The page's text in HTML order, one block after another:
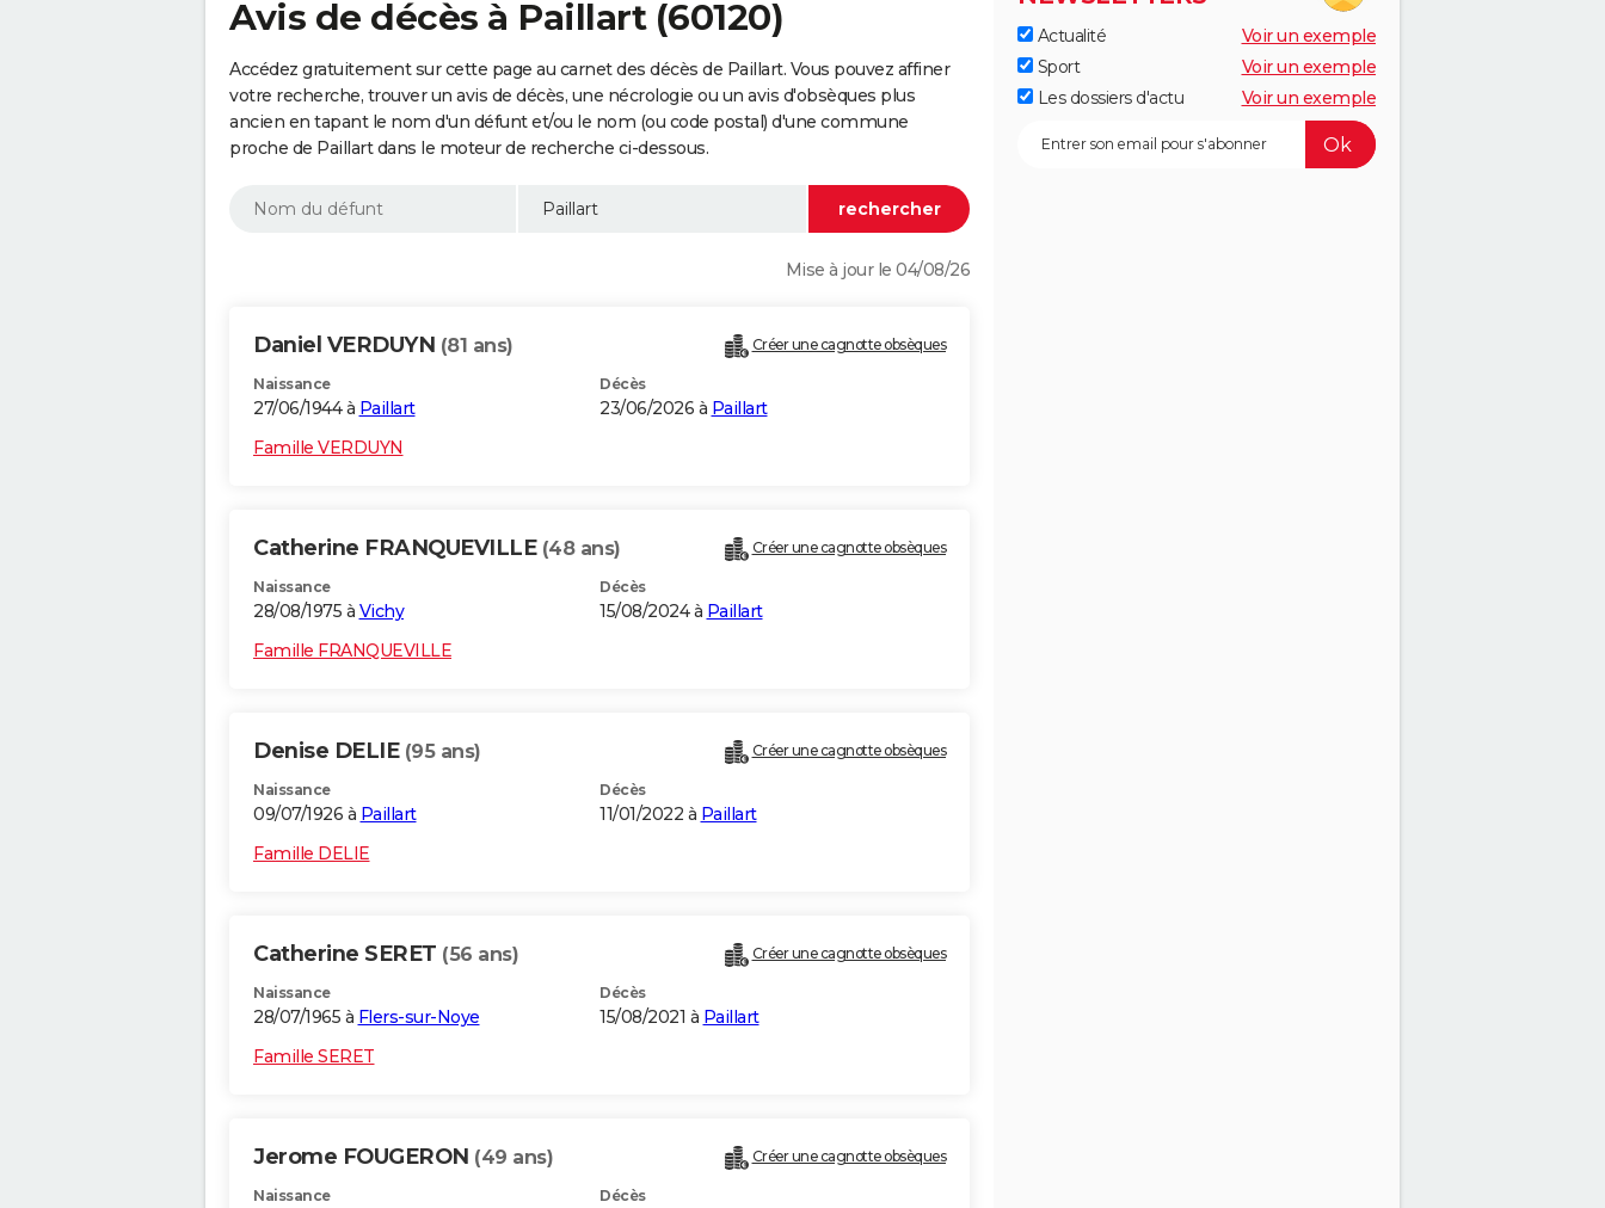
Avis de décès à Paillart (60120)
Accédez gratuitement sur cette page au carnet des décès de Paillart. Vous pouvez affiner
votre recherche, trouver un avis de décès, une nécrologie ou un avis d'obsèques plus
ancien en tapant le nom d'un défunt et/ou le nom (ou code postal) d'une commune
proche de Paillart dans le moteur de recherche ci-dessous.
Mise à jour le 04/08/26
Daniel VERDUYN (81 ans) Créer une cagnotte obsèques
Naissance
27/06/1944 à Paillart
Décès
23/06/2026 à Paillart
Famille VERDUYN
Catherine FRANQUEVILLE (48 ans) Créer une cagnotte obsèques
Naissance
28/08/1975 à Vichy
Décès
15/08/2024 à Paillart
Famille FRANQUEVILLE
Denise DELIE (95 ans) Créer une cagnotte obsèques
Naissance
09/07/1926 à Paillart
Décès
11/01/2022 à Paillart
Famille DELIE
Catherine SERET (56 ans) Créer une cagnotte obsèques
Naissance
28/07/1965 à Flers-sur-Noye
Décès
15/08/2021 à Paillart
Famille SERET
Jerome FOUGERON (49 ans) Créer une cagnotte obsèques
Naissance Décès
Actualité
Voir un exemple
Sport
Voir un exemple
Les dossiers d'actu
Voir un exemple